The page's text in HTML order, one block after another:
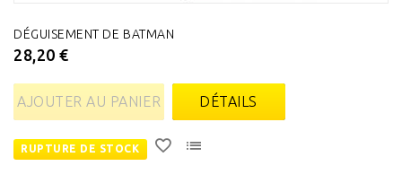
DÉGUISEMENT DE BATMAN
28,20 €
AJOUTER AU PANIER DÉTAILS
RUPTURE DE STOCK